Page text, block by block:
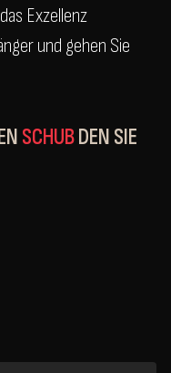
Exzellenz
und gehen Sie
SCHUBDEN SIE